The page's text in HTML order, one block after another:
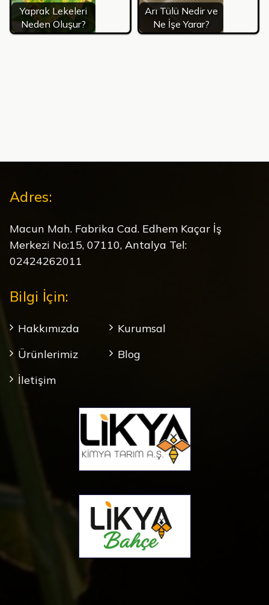
Yaprak Lekeleri
Neden Oluşur?
Arı Tülü Nedir ve
Ne İşe Yarar?
Adres:
Macun Mah. Fabrika Cad. Edhem Kaçar İş
Merkezi No:15, 07110, Antalya Tel:
02424262011
Bilgi İçin:
Hakkımızda
Kurumsal
Ürünlerimiz
Blog
İletişim